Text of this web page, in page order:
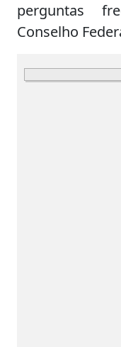
perguntas
Conselho